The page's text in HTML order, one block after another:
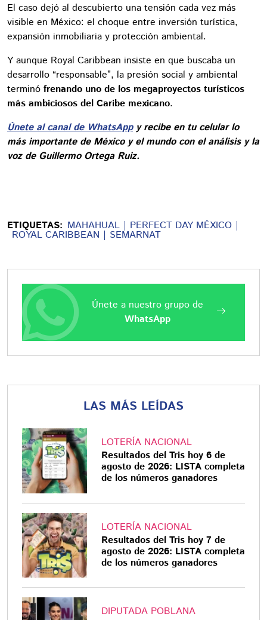
El caso dejó al descubierto una tensión cada vez más
visible en México: el choque entre inversión turística,
expansión inmobiliaria y protección ambiental.
Y aunque Royal Caribbean insiste en que buscaba un
desarrollo “responsable”, la presión social y ambiental
terminó frenando uno de los megaproyectos turísticos
más ambiciosos del Caribe mexicano.
Únete al canal de WhatsAppy recibe en tu celular lo
más importante de México y el mundo con el análisis y la
voz de Guillermo Ortega Ruiz.
ETIQUETAS: MAHAHUAL PERFECT DAY MÉXICO
ROYAL CARIBBEAN SEMARNAT
Únete a nuestro grupo de
WhatsApp
LAS MÁS LEÍDAS
LOTERÍA NACIONAL
Resultados del Tris hoy 6 de
agosto de 2026: LISTA completa
de los números ganadores
LOTERÍA NACIONAL
Resultados del Tris hoy 7 de
agosto de 2026: LISTA completa
de los números ganadores
DIPUTADA POBLANA